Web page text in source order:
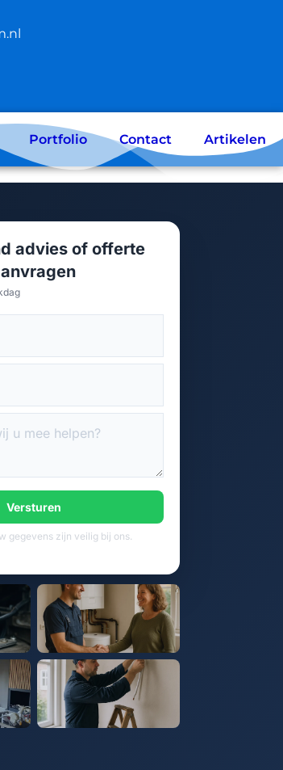
Portfolio Contact Artikelen
advies of offerte
Versturen
gegevens zijn veilig bij ons.